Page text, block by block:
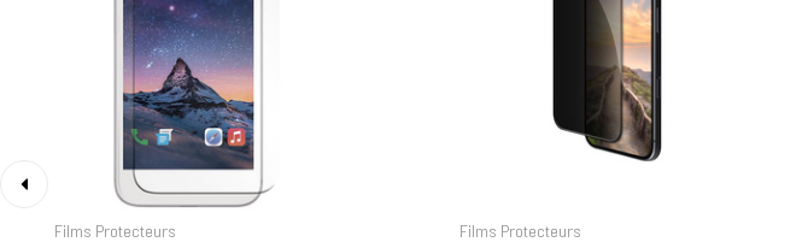
Films Protecteurs Films Protecteurs